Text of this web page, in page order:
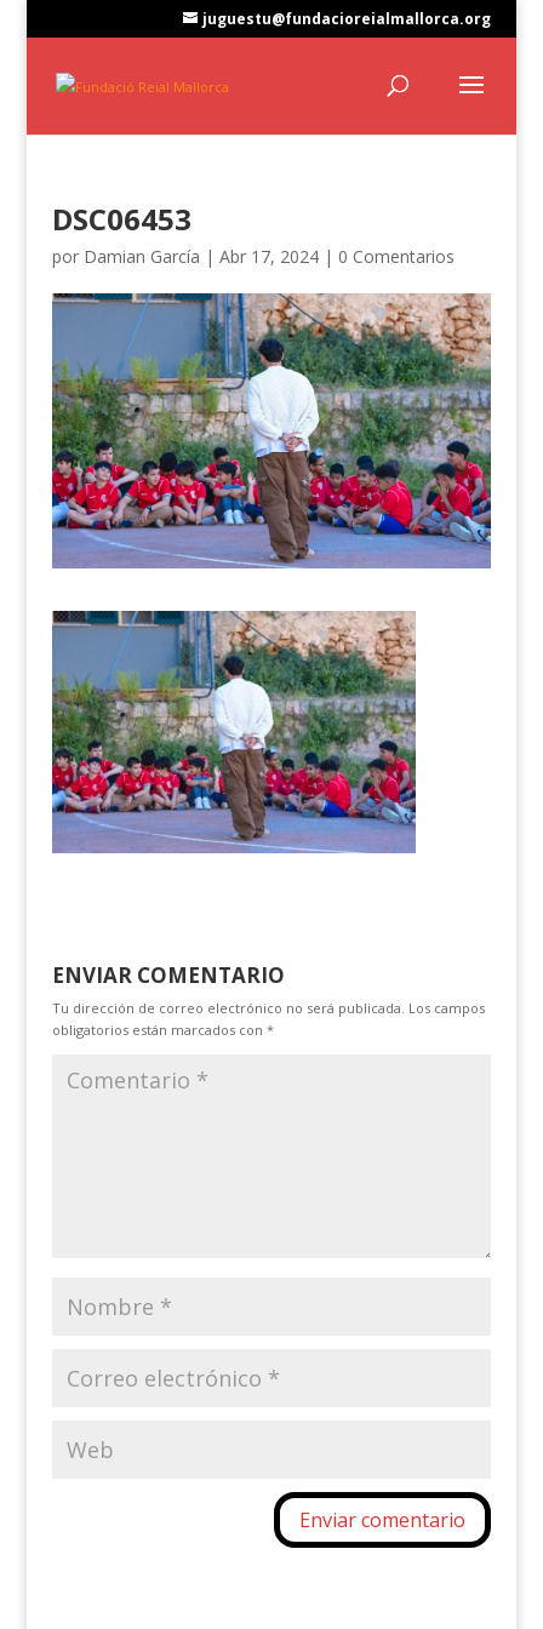
juguestu@fundacioreialmallorca.org
DSC06453
por Damian García | Abr 17, 2024| 0 Comentarios
ENVIAR COMENTARIO
Tu dirección de correo electrónico no será publicada. Los campos
obligatorios están marcados con *